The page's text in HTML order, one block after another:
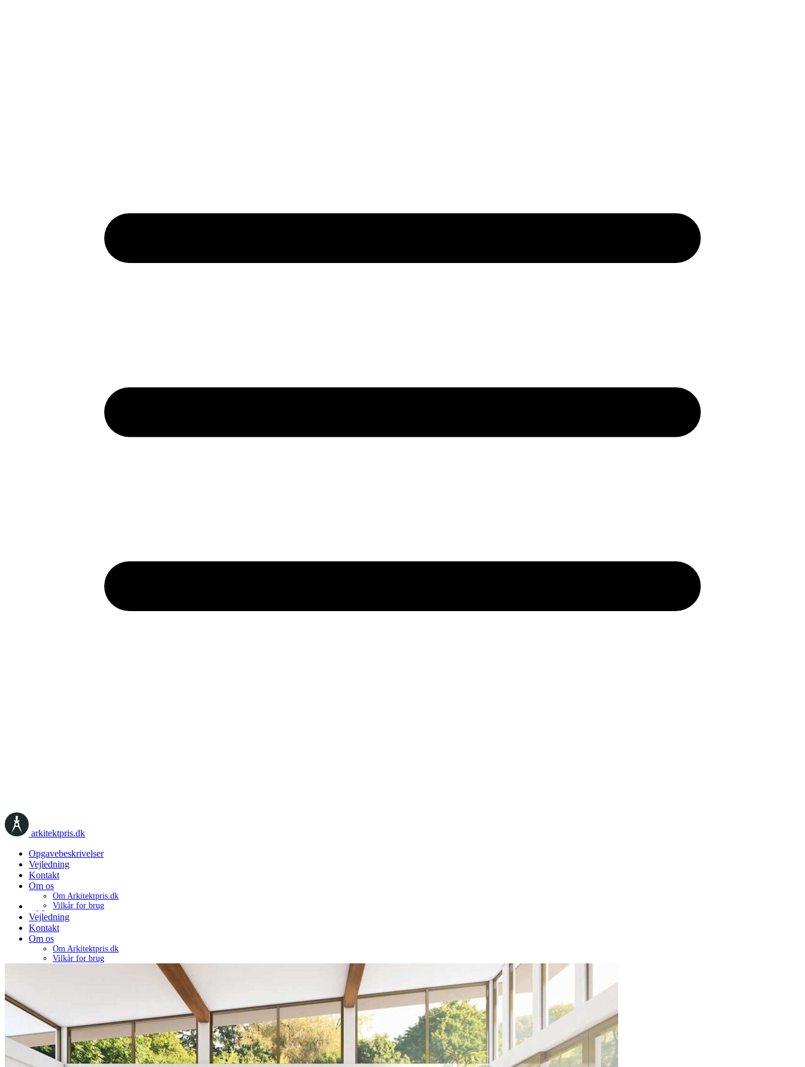
arkitektpris.dk
Opgavebeskrivelser
Vejledning
Kontakt
Om os
Om Arkitektpris.dk
Vilkår for brug
Opgavebeskrivelser
Vejledning
Kontakt
Om os
Om Arkitektpris.dk
Vilkår for brug